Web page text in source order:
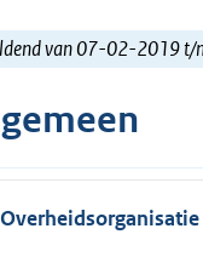
van 07-02-2019 t/
Overheidsorganisatie